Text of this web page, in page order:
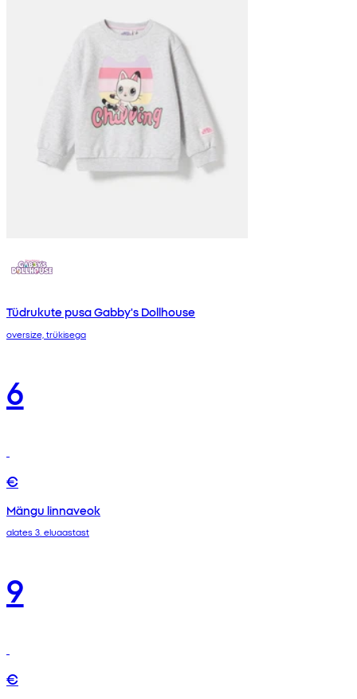
Tüdrukute pusa Gabby's Dollhouse
oversize, trükisega
6
€
Mängu linnaveok
alates 3. eluaastast
9
€